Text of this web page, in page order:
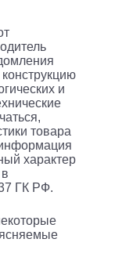
и
товара
характер
ГК РФ.